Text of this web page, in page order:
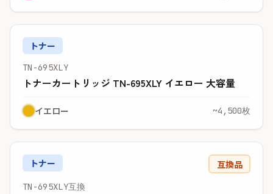
トナー
TN-695XLY
トナーカートリッジ TN-695XLY イエロー 大容量
イエロー ~4,500枚
トナー 互換品
TN-695XLY互換